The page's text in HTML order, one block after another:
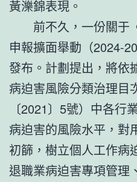
黃濼錦表現。
前不久，一份關于
申報擴面舉動（2024-
發布。計劃提出，將依
病迫害風險分類治理目
〔2021〕5號）中各行
病迫害的風險水平，對
初篩，樹立個人工作病
退職業病迫害專項管理